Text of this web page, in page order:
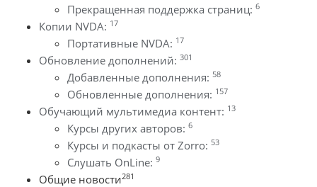
Прекращенная поддержка страниц: 6
Копии NVDA: 17
Портативные NVDA: 17
Обновление дополнений: 301
Добавленные дополнения: 58
Обновленные дополнения: 157
Обучающий мультимедиа контент: 13
Курсы других авторов: 6
Курсы и подкасты от Zorro: 53
Слушать OnLine: 9
Общие новости281